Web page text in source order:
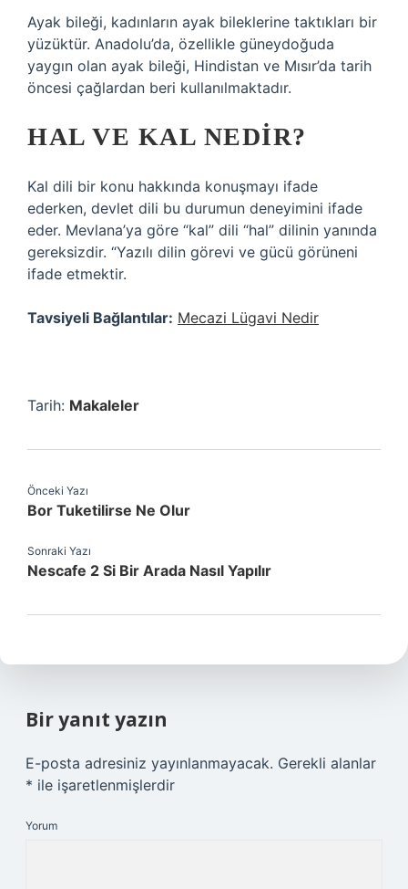
Ayak bileği, kadınların ayak bileklerine taktıkları bir
yüzüktür. Anadolu’da, özellikle güneydoğuda
yaygın olan ayak bileği, Hindistan ve Mısır’da tarih
öncesi çağlardan beri kullanılmaktadır.
HAL VE KAL NEDIR?
Kal dili bir konu hakkında konuşmayı ifade
ederken, devlet dili bu durumun deneyimini ifade
eder. Mevlana’ya göre “kal” dili “hal” dilinin yanında
gereksizdir. “Yazılı dilin görevi ve gücü görüneni
ifade etmektir.
Tavsiyeli Bağlantılar: Mecazi Lügavi Nedir
Tarih: Makaleler
Önceki Yazı
Bor Tuketilirse Ne Olur
Sonraki Yazı
Nescafe 2 Si Bir Arada Nasıl Yapılır
Bir yanıt yazın
E-posta adresiniz yayınlanmayacak. Gerekli alanlar
* ile işaretlenmişlerdir
Yorum